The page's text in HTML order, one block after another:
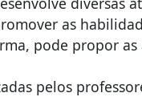
as
pode propor
pelos